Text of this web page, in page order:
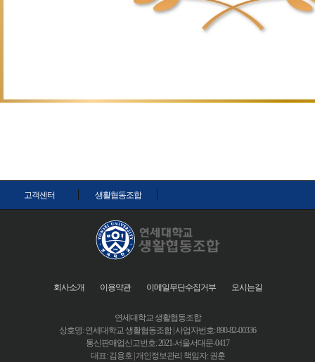
고객센터 생활협동조합
회사소개 이용약관 이메일무단수집거부 오시는길
연세대학교 생활협동조합
상호명: 연세대학교 생활협동조합 | 사업자번호: 890-82-00336
통신판매업신고번호: 2021-서울서대문-0417
대표: 김용호 | 개인정보관리 책임자: 권훈